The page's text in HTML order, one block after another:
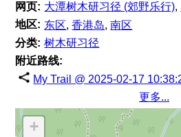
网页: 大潭树木研习径 (郊野乐行),
地区: 东区,香港岛,南区
分类: 树木研习径
附近路线:
My Trail @ 2025-02-17
更多...
+